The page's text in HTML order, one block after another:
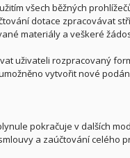
všech běžných
dotace zpracovávat
materiály a veškeré
uživateli rozpracovaný
vytvořit nové
pokračuje v dalších
a zaúčtování celého